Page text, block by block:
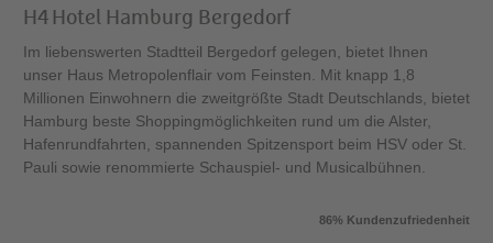
H4 Hotel Hamburg Bergedorf
Im liebenswerten Stadtteil Bergedorf gelegen, bietet Ihnen
unser Haus Metropolenflair vom Feinsten. Mit knapp 1,8
Millionen Einwohnern die zweitgrößte Stadt Deutschlands, bietet
Hamburg beste Shoppingmöglichkeiten rund um die Alster,
Hafenrundfahrten, spannenden Spitzensport beim HSV oder St.
Pauli sowie renommierte Schauspiel- und Musicalbühnen.
86% Kundenzufriedenheit